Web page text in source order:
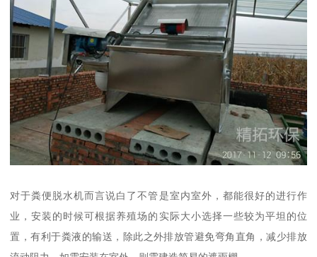
对于粪便脱水机而言说白了不管是室内室外，都能很好的进行作
业，安装的时候可根据养殖场的实际大小选择一些较为平坦的位
置，有利于粪液的输送，除此之外排放管避免弯角直角，减少排放